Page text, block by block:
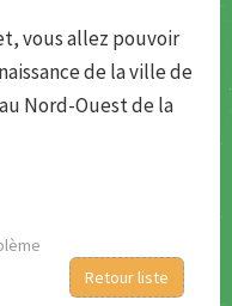
vous allez pouvoir
de la ville de
Nord-Ouest de la
Retour liste